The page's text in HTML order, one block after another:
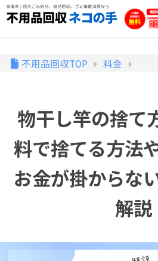
不用品回収TOP 料金
物干し竿の捨て
料で捨てる方法
お金が掛からな
解説